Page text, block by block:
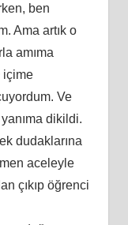
ben
Ama artık o
amıma
içime
Ve
dikildi.
dudaklarına
aceleyle
çıkıp öğrenci